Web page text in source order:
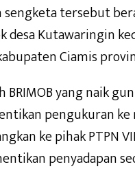
sengketa tersebut
desa Kutawaringin
Ciamis
BRIMOB yang naik
pengukuran ke
ke pihak PTPN
penyadapan